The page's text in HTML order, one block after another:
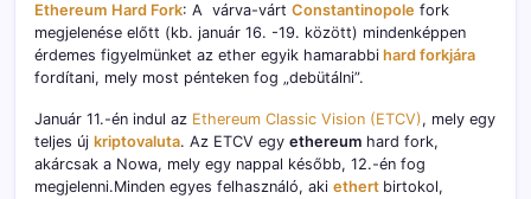
–
a
várva
várt
Classic
Vision
bejegyzéshez
Ethereum Hard Fork: A várva-várt Constantinopole fork
megjelenése előtt (kb. január 16. -19. között) mindenképpen
érdemes figyelmünket az ether egyik hamarabbi hard forkjára
fordítani, mely most pénteken fog „debütálni”.
Január 11.-én indul az Ethereum Classic Vision (ETCV), mely egy
teljes új kriptovaluta. Az ETCV egy ethereum hard fork,
akárcsak a Nowa, mely egy nappal később, 12.-én fog
megjelenni.Minden egyes felhasználó, aki ethert birtokol,